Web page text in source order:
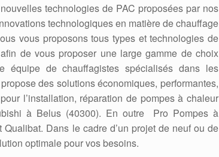
technologies de PAC proposées par nos
technologiques en matière de chauffage
vous proposons tous types et technologies de
de vous proposer une large gamme de choix
équipe de chauffagistes spécialisés dans les
des solutions économiques, performantes,
l’installation, réparation de pompes à chaleur
à Belus (40300). En outre Pro Pompes à
Dans le cadre d’un projet de neuf ou de
optimale pour vos besoins.